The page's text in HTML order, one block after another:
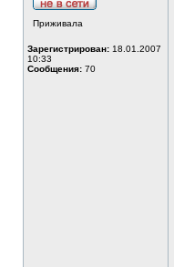
Приживала
Зарегистрирован: 18.01.2007
10:33
Сообщения: 70